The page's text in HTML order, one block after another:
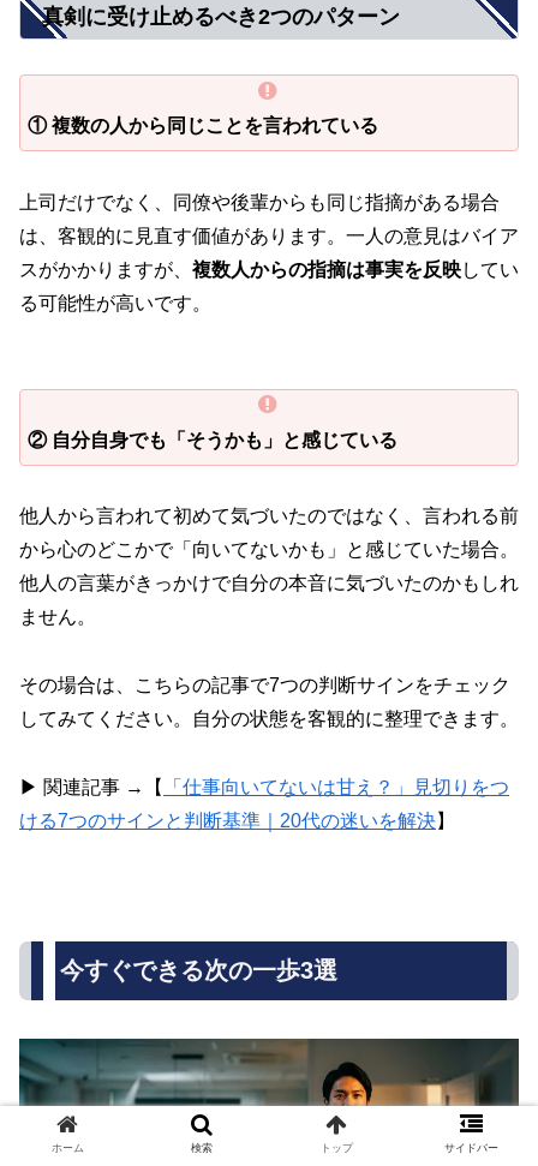
真剣に受け止めるべき2つのパターン
① 複数の人から同じことを言われている
上司だけでなく、同僚や後輩からも同じ指摘がある場合
は、客観的に見直す価値があります。一人の意見はバイア
スがかかりますが、 複数人からの指摘は事実を反映してい
る可能性が高いです。
② 自分自身でも「そうかも」と感じている
他人から言われて初めて気づいたのではなく、言われる前
から心のどこかで「向いてないかも」と感じていた場合。
他人の言葉がきっかけで自分の本音に気づいたのかもしれ
ません。
その場合は、こちらの記事で7つの判断サインをチェック
してみてください。自分の状態を客観的に整理できます。
▶ 関連記事 →【
「仕事向いてないは甘え？」見切りをつ
ける7つのサインと判断基準｜20代の迷いを解決】
今すぐできる次の一歩3選
ホーム 検索 トップ サイドバー